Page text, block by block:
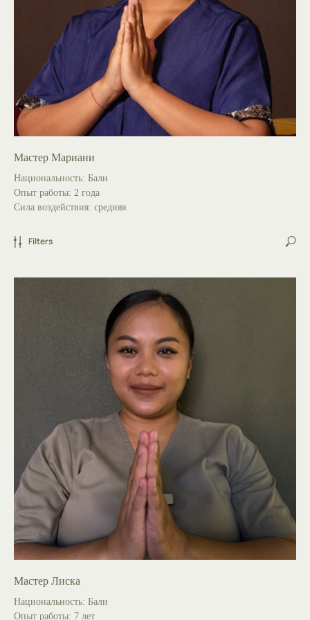
Мастер Мариани
Национальность: Бали
Опыт работы: 2 года
Сила воздействия: средняя
Filters
Мастер Лиска
Национальность: Бали
Опыт работы: 7 лет